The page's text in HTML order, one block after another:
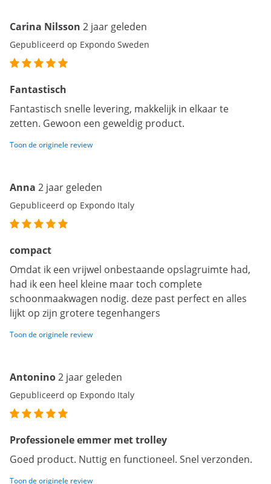
Carina Nilsson 2 jaar geleden
Gepubliceerd op Expondo Sweden
Fantastisch
Fantastisch snelle levering, makkelijk in elkaar te
zetten. Gewoon een geweldig product.
Toon de originele review
Anna 2 jaar geleden
Gepubliceerd op Expondo Italy
compact
Omdat ik een vrijwel onbestaande opslagruimte had,
had ik een heel kleine maar toch complete
schoonmaakwagen nodig. deze past perfect en alles
lijkt op zijn grotere tegenhangers
Toon de originele review
Antonino2 jaar geleden
Gepubliceerd op Expondo Italy
Professionele emmer met trolley
Goed product. Nuttig en functioneel. Snel verzonden.
Toon de originele review